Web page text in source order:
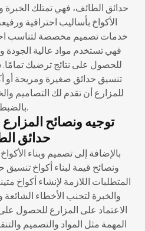
حدائق الطائف، فهي تمتلك الخبرة
الأكواخ بأساليب احترافية
خدمات تصميم مخصصة لتناسب
فهي تستخدم مواد عالية الجودة
للحصول على نتائج ترضيك
تنسيق حدائق صغيرة ومريحة أو
للمزارع أن تقدم لك التصاميم
بالضبط.
توجيه ونصائح المزارع
حدائق
بالإضافة إلى تصميم وبناء
ونصائح قيمة لبناء أكواخ
المتطلبات اللازمة لإنشاء أكواخ
والخبرة لتجنب الأخطاء الشائعة
الاعتماد على المزارع للحصول
المهمة مثل المواد والتصميم